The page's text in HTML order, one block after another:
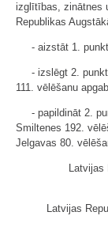
izglītības, zinātnes
Republikas
- aizstāt 1.
- izslēgt 2.
111. vēlēšanu
- papildināt 2.
Smiltenes 192.
Jelgavas 80.
Latvijas
Latvijas